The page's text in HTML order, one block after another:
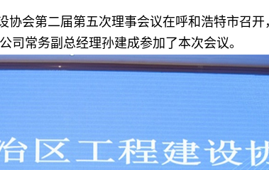
协会第二届第五次理事会议在呼和浩特市召开
司常务副总经理孙建成参加了本次会议。